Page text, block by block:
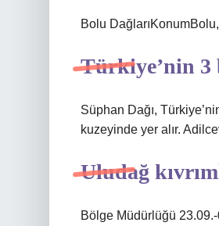
Bolu
Türkiye’nin 3
Süphan Dağı,
kuzeyinde yer alır.
Uludağ
Bölge Müdürlüğü